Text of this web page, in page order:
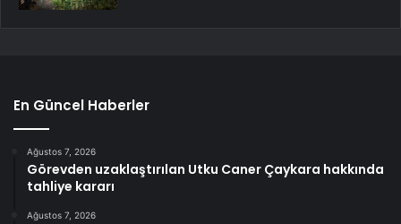
En Güncel Haberler
Ağustos 7, 2026
Görevden uzaklaştırılan Utku Caner Çaykara hakkında
tahliye kararı
Ağustos 7, 2026